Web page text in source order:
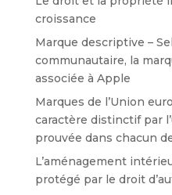
croissance
Marque descriptive –
communautaire, la
associée à Apple
Marques de l’Union
caractère distinctif par
prouvée dans chacun
L’aménagement
protégé par le droit